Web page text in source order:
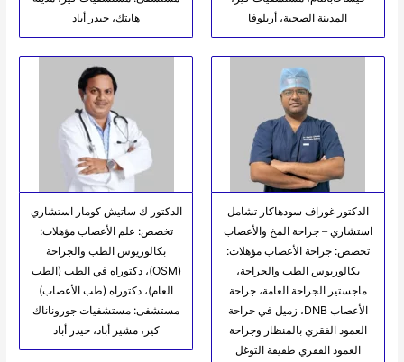
المدينة الصحية، أريلوفا
هايتك، حيدر أباد
الدكتور غوراف سودهاكار تشامل
استشاري – جراحة المخ والأعصاب
تخصص: جراحة الأعصاب مؤهلات:
بكالوريوس الطب والجراحة،
ماجستير الجراحة العامة، جراحة
الأعصاب DNB، زميل في جراحة
العمود الفقري بالمنظار وجراحة
العمود الفقري طفيفة التوغل
الدكتور ك ساتيش كومار استشاري
تخصص: علم الأعصاب مؤهلات:
بكالوريوس الطب والجراحة
(OSM)، دكتوراه في الطب (الطب
العام)، دكتوراه (طب الأعصاب)
مستشفى: مستشفيات جوروناناك
كير، مشير أباد، حيدر أباد